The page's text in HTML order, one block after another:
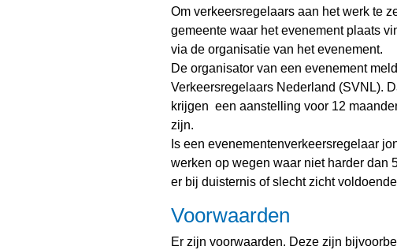
Om verkeersregelaars aan het werk te
gemeente waar het evenement plaats
via de organisatie van het evenement.
De organisator van een evenement
Verkeersregelaars Nederland (SVNL).
krijgen een aanstelling voor 12
zijn.
Is een evenementenverkeersregelaar
werken op wegen waar niet harder dan
er bij duisternis of slecht zicht
Voorwaarden
Er zijn voorwaarden. Deze zijn